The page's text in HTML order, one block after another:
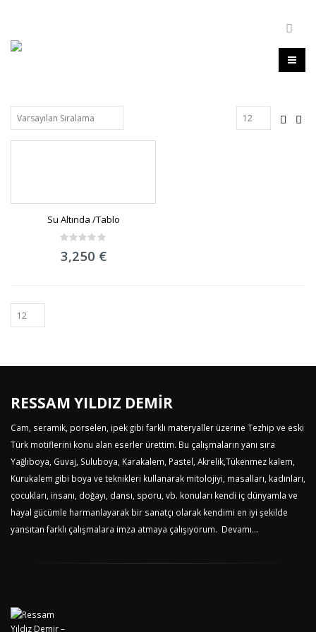
Su Altında /Tablo
0
out
3,250 €
RESSAM YILDIZ DEMİR
Cam, seramik, porselen, ipek gibi farklı materyaller üzerine Tezhip ve eski
Türk motiflerini konu alan eserler ürettim. Bu çalışmaların yanı sıra
Yağlıboya, Guvaj, Suluboya, Karakalem, Pastel, Akrelik,Tükenmez kalem,
Kurukalem gibi boya ve teknikleri kullanarak mitolojiyi, masalları, kadınları,
çocukları, insanı, doğayı, dansı, sporu, vb. konuları kendi iç dünyamla ve
hayal gücümle harmanlayarak bir sanatçı olarak kendimi en iyi şekilde
yansıtan farklı çalışmalara imza atmaya çalışıyorum. Devamı...